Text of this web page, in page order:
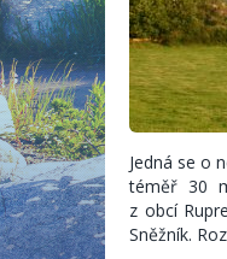
Jedná se o
téměř 30
z obcí
Sněžník.